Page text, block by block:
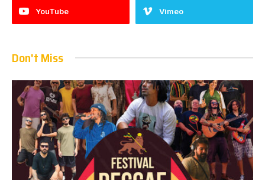
YouTube Vimeo
Don't Miss